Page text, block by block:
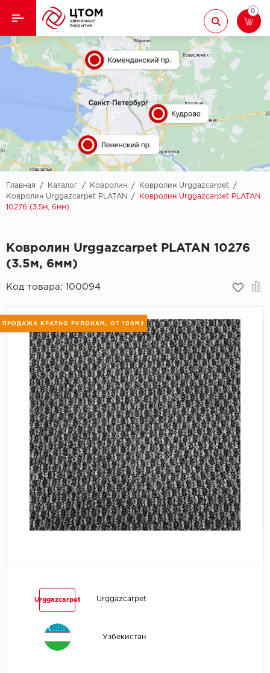
Назад
Кварцвиниловая плитка
Назад
Aberhof
Adelar
Alfa
AllureFloor
Alpine floor
Bonkeel
Classen
CorkArt Vinyl
CronaFloor
Damy Floor
Decoria
Dolce Flooring
ECO Parquet
Ламинат
Ковролин
Линолеум
Паркет
Паркетная доска
Подложка
Пробковое покрытие
0
Главная / Каталог / Ковролин / Ковролин Urggazcarpet
/
Ковролин Urggazcarpet PLATAN
/
Ковролин Urggazcarpet PLATAN
10276 (3.5м, 6мм)
Ковролин Urggazcarpet PLATAN 10276
(3.5м, 6мм)
Код товара: 100094
ПРОДАЖА КРАТНО РУЛОНАМ, ОТ 100М2
Urggazcarpet Urggazcarpet
Узбекистан